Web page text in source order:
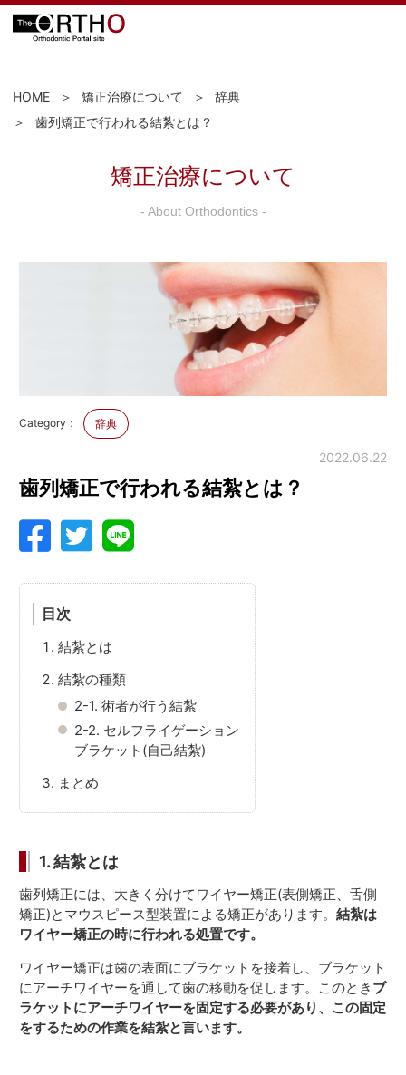
HOME 矯正治療について
辞典
歯列矯正で行われる結紮とは？
矯正治療について
- About Orthodontics -
Category： 辞典
2022.06.22
歯列矯正で行われる結紮とは？
目次
結紮とは
結紮の種類
2-1. 術者が行う結紮
2-2. セルフライゲーション
ブラケット(自己結紮)
まとめ
1. 結紮とは
歯列矯正には、大きく分けてワイヤー矯正(表側矯正、舌側
矯正)とマウスピース型装置による矯正があります。 結紮は
ワイヤー矯正の時に行われる処置です。
ワイヤー矯正は歯の表面にブラケットを接着し、ブラケット
にアーチワイヤーを通して歯の移動を促します。このとき ブ
ラケットにアーチワイヤーを固定する必要があり、この固定
をするための作業を結紮と言います。